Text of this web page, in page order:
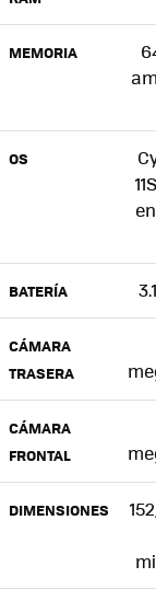
MEMORIA
OS
BATERÍA
CÁMARA
TRASERA
CÁMARA
FRONTAL
DIMENSIONES